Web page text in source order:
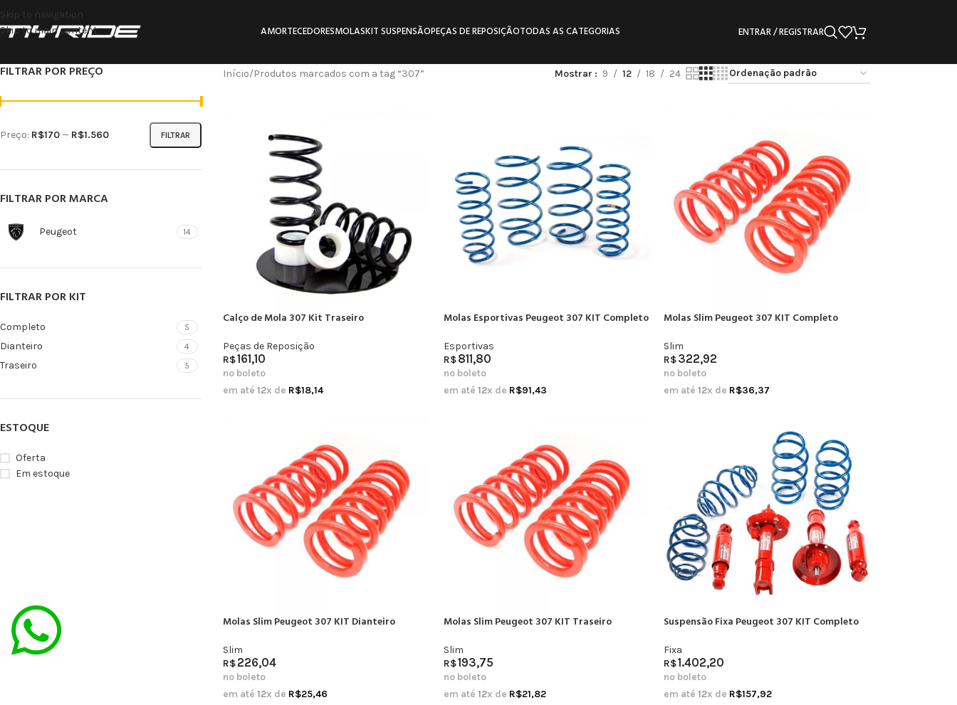
Skip to navigation
Skip to main content
AMORTECEDORESMOLASKIT SUSPENSÃOPEÇAS DE REPOSIÇÃOTODAS AS CATEGORIAS ENTRAR / REGISTRAR
FILTRAR POR PREÇO
FILTRAR
Preço: R$170— R$1.560
FILTRAR POR MARCA
Peugeot 14
FILTRAR POR KIT
Completo 5
Dianteiro 4
Traseiro 5
ESTOQUE
Oferta
Em estoque
Início Produtos marcados com a tag “307” Mostrar 9 12 18 24
Calço de Mola 307 Kit Traseiro
Peças de Reposição
R$161,10
no boleto
em até 12x de R$18,14
Molas Esportivas Peugeot 307 KIT Completo
Esportivas
R$811,80
no boleto
em até 12x de R$91,43
Molas Slim Peugeot 307 KIT Completo
Slim
R$322,92
no boleto
em até12x de R$36,37
Molas Slim Peugeot 307 KIT Dianteiro
Slim
R$226,04
no boleto
em até 12x de R$25,46
Molas Slim Peugeot 307 KIT Traseiro
Slim
R$193,75
no boleto
em até 12x de R$21,82
Suspensão Fixa Peugeot 307 KIT Completo
Fixa
R$1.402,20
no boleto
em até12x de R$157,92